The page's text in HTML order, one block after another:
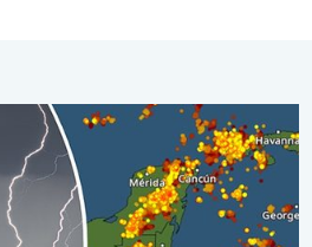
hynú. Štúdia zistila. . . sobota